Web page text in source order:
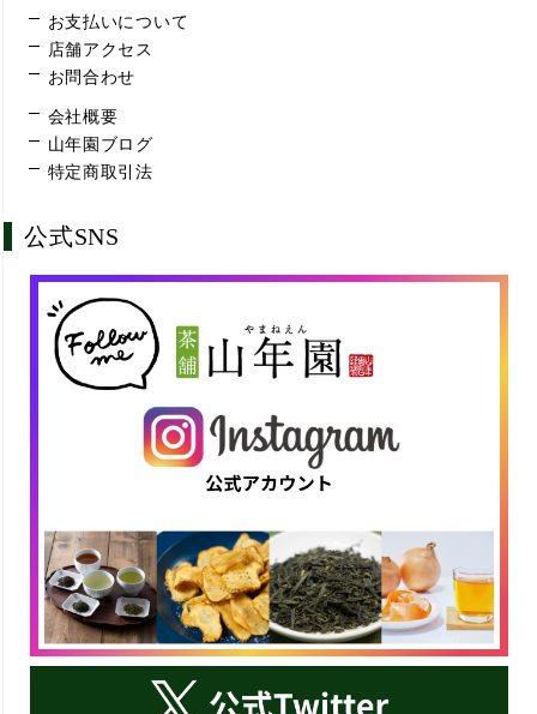
お支払いについて
店舗アクセス
お問合わせ
会社概要
山年園ブログ
特定商取引法
公式SNS